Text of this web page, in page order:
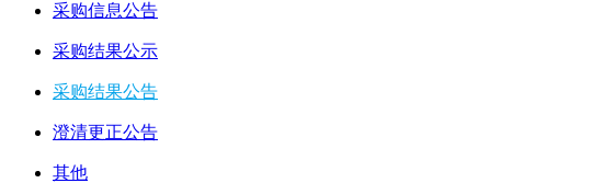
采购信息公告
采购结果公示
采购结果公告
澄清更正公告
其他